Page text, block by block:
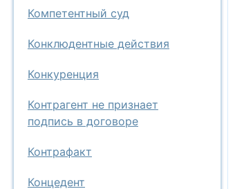
Компетентный суд
Конклюдентные действия
Конкуренция
Контрагент не признает
подпись в договоре
Контрафакт
Концедент